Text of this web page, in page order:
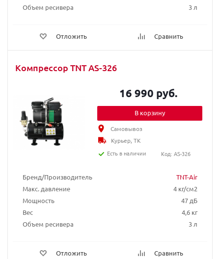
Объем ресивера
3 л
Отложить Сравнить
Компрессор TNT AS-326
Бренд/Производитель
TNT-Air
Макс. давление
4 кг/см2
Мощность
47 дБ
Вес
4,6 кг
Объем ресивера
3 л
Отложить Сравнить
16 990 руб.
В корзину
Самовывоз
Курьер, ТК
Есть в наличии
Код: AS-326